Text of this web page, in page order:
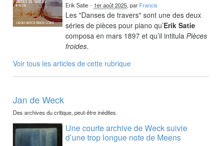
Erik Satie - 1er août 2025, par Francis
Les "Danses de travers" sont une des deux
séries de pièces pour piano qu’Erik Satie
composa en mars 1897 et qu’il intitulaPièces
froides.
Voir tous les articles de cette rubrique
Jan de Weck
Des archives du critique, peut-être inédites.
Une courte archive de Weck suivie
d’une trop longue note de Meens